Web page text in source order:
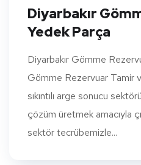
Diyarbakır
Yedek Parça
Diyarbakır Gömme
Gömme Rezervuar Tamir
sıkıntılı arge sonucu
çözüm üretmek amacıyla
sektör tecrübemizle...